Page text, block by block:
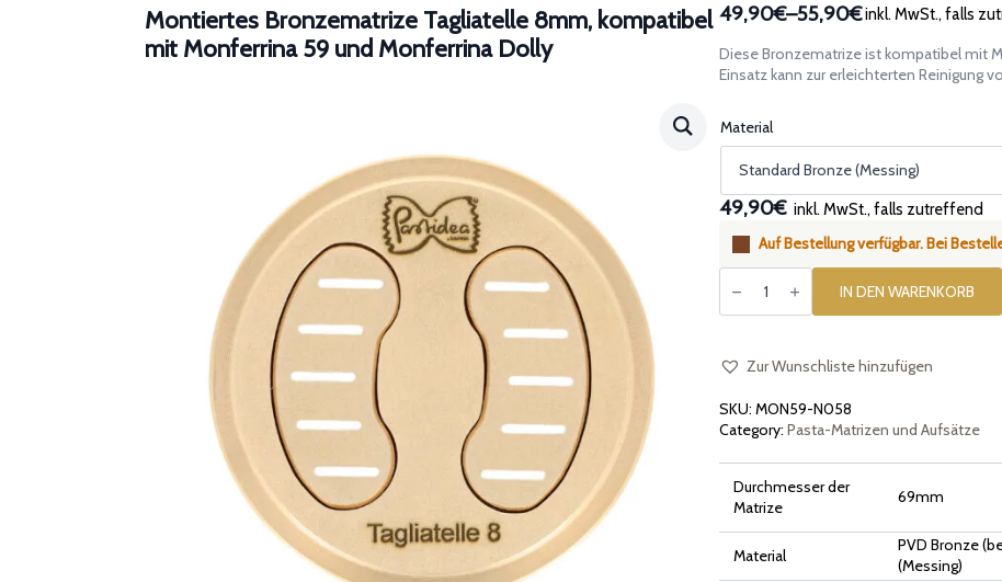
Montiertes Bronzematrize Tagliatelle 8mm, kompatibel
mit Monferrina 59 und Monferrina Dolly
49,90€–55,90€
Preisspanne:
49,90€
bis
inkl. MwSt., falls
Diese Bronzematrize ist kompatibel mit
Einsatz kann zur erleichterten Reinigung
Material
49,90€ inkl. MwSt., falls zutreffend
Auf Bestellung verfügbar. Bei
Montiertes
Bronzematrize
8mm,
Monferrina
Monferrina
Dolly
Menge
IN DEN WARENKORB
Zur Wunschliste hinzufügen
SKU: MON59-N058
Category: Pasta-Matrizen und Aufsätze
Durchmesser der
Matrize
69mm
Material
PVD Bronze
(Messing)